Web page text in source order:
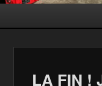
LA FIN !